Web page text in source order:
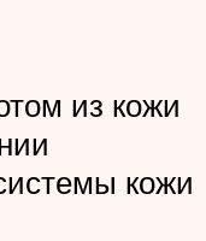
из кожи
кожи